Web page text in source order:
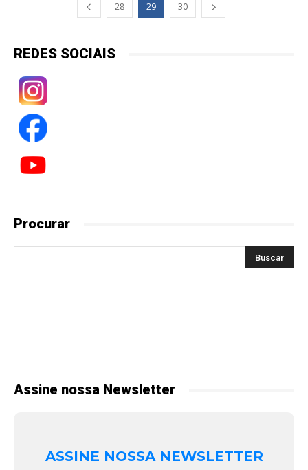
28 29 30
REDES SOCIAIS
Procurar
Assine nossa Newsletter
ASSINE NOSSA NEWSLETTER